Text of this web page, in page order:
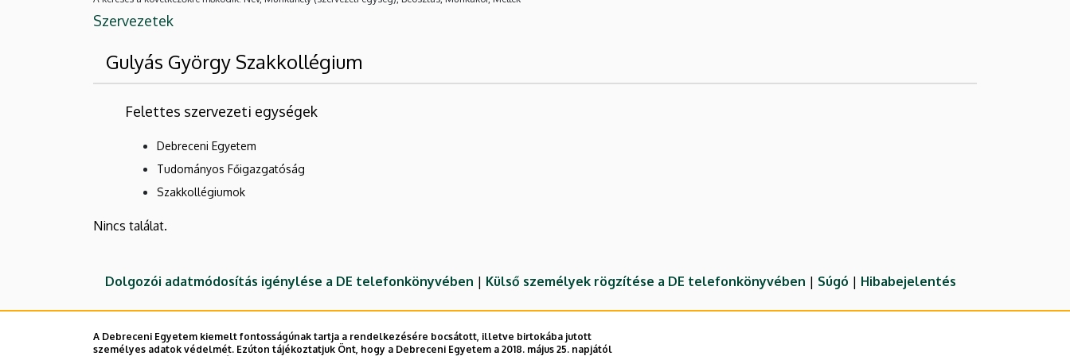
Szervezetek
Gulyás György Szakkollégium
Felettes szervezeti egységek
Debreceni Egyetem
Tudományos Főigazgatóság
Szakkollégiumok
Nincs találat.
Dolgozói adatmódosítás igénylése a DE telefonkönyvében | Külső személyek rögzítése a DE telefonkönyvében | Súgó | Hibabejelentés
A Debreceni Egyetem kiemelt fontosságúnak tartja a rendelkezésére bocsátott, illetve birtokába jutott
személyes adatok védelmét. Ezúton tájékoztatjuk Önt, hogy a Debreceni Egyetem a 2018. május 25. napjától